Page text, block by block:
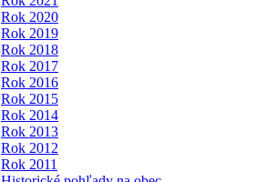
Rok 2020
Rok 2019
Rok 2018
Rok 2017
Rok 2016
Rok 2015
Rok 2014
Rok 2013
Rok 2012
Rok 2011